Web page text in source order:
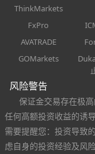
ThinkMarkets
FxPro
AVATRADE
GOMarkets
风险警告
保证金交易存在极
任何高额投资收益的诱
需要提醒您：投资导致
虑自身的投资经验及风